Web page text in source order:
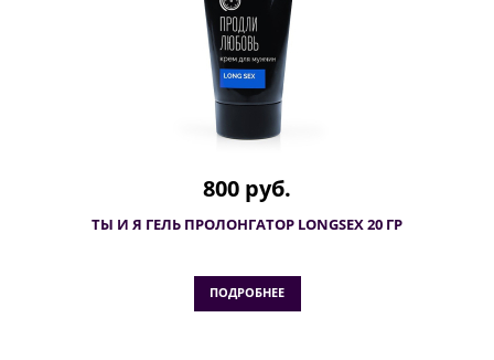
800 руб.
ТЫ И Я ГЕЛЬ ПРОЛОНГАТОР LONGSEX 20 ГР
ПОДРОБНЕЕ